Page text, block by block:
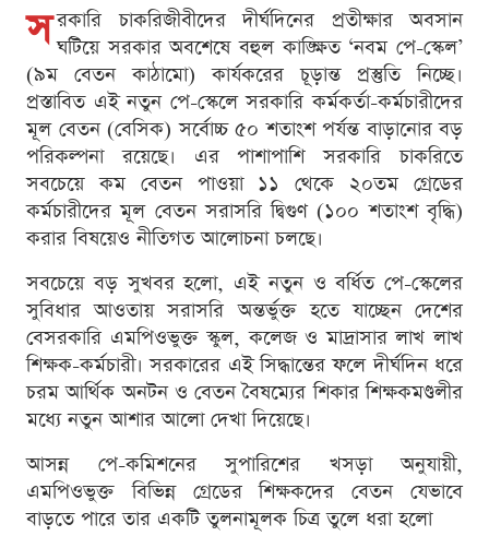
স রকারি চাকরিজীবীদের দীর্ঘদিনের প্রতীক্ষার অবসান
ঘটিয়ে সরকার অবশেষে বহুল কাঙ্ক্ষিত ‘নবম পে-স্কেল’
(৯ম বেতন কাঠামো) কার্যকরের চূড়ান্ত প্রস্তুতি নিচ্ছে।
প্রস্তাবিত এই নতুন পে-স্কেলে সরকারি কর্মকর্তা-কর্মচারীদের
মূল বেতন (বেসিক) সর্বোচ্চ ৫০ শতাংশ পর্যন্ত বাড়ানোর বড়
পরিকল্পনা রয়েছে। এর পাশাপাশি সরকারি চাকরিতে
সবচেয়ে কম বেতন পাওয়া ১১ থেকে ২০তম গ্রেডের
কর্মচারীদের মূল বেতন সরাসরি দ্বিগুণ (১০০ শতাংশ বৃদ্ধি)
করার বিষয়েও নীতিগত আলোচনা চলছে।
সবচেয়ে বড় সুখবর হলো, এই নতুন ও বর্ধিত পে-স্কেলের
সুবিধার আওতায় সরাসরি অন্তর্ভুক্ত হতে যাচ্ছেন দেশের
বেসরকারি এমপিওভুক্ত স্কুল, কলেজ ও মাদ্রাসার লাখ লাখ
শিক্ষক-কর্মচারী। সরকারের এই সিদ্ধান্তের ফলে দীর্ঘদিন ধরে
চরম আর্থিক অনটন ও বেতন বৈষম্যের শিকার শিক্ষকমণ্ডলীর
মধ্যে নতুন আশার আলো দেখা দিয়েছে।
আসন্ন পে-কমিশনের সুপারিশের খসড়া অনুযায়ী,
এমপিওভুক্ত বিভিন্ন গ্রেডের শিক্ষকদের বেতন যেভাবে
বাড়তে পারে তার একটি তুলনামূলক চিত্র তুলে ধরা হলো